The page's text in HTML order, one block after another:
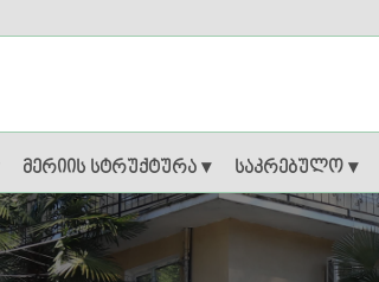
მერიის სტრუქტურა ▾ საკრებულო ▾